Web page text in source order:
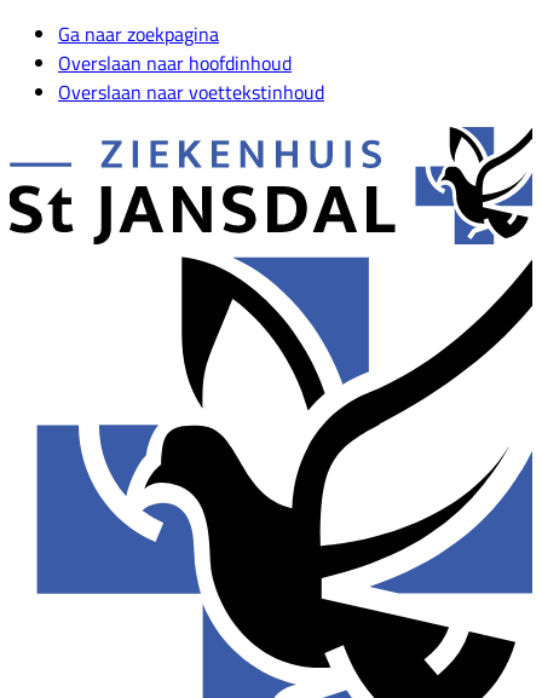
Ga naar zoekpagina
Overslaan naar hoofdinhoud
Overslaan naar voettekstinhoud